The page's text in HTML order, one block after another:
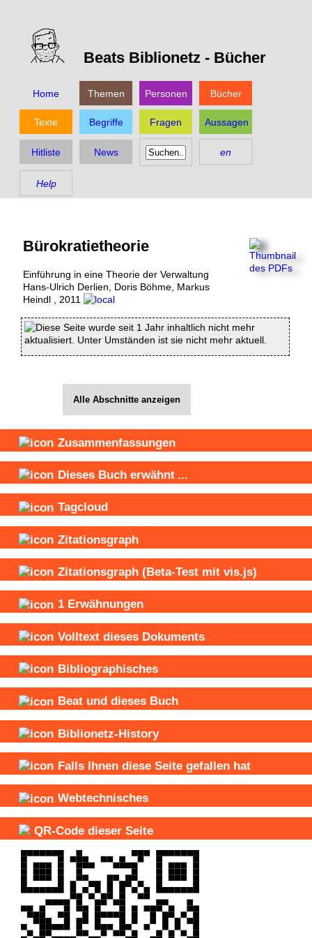
Beats Biblionetz - Bücher
Home Themen Personen Bücher
Texte Begriffe Fragen Aussagen
Hitliste News en
Help
Bürokratietheorie
Einführung in eine Theorie der Verwaltung
Hans-Ulrich Derlien
Doris Böhme Markus
Heindl
2011
Diese Seite wurde seit 1 Jahr inhaltlich nicht mehr
aktualisiert. Unter Umständen ist sie nicht mehr aktuell.
Alle Abschnitte anzeigen
Zusammenfassungen
Dieses Buch erwähnt ...
Tagcloud
Zitationsgraph
Zitationsgraph (Beta-Test mit vis.js)
1 Erwähnungen
Volltext dieses Dokuments
Bibliographisches
Beat und dieses Buch
Biblionetz-History
Falls Ihnen diese Seite gefallen hat
Webtechnisches
QR-Code dieser Seite